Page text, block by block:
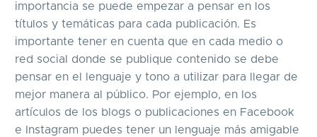
importancia se puede empezar a pensar en los
títulos y temáticas para cada publicación. Es
importante tener en cuenta que en cada medio o
red social donde se publique contenido se debe
pensar en el lenguaje y tono a utilizar para llegar de
mejor manera al público. Por ejemplo, en los
artículos de los blogs o publicaciones en Facebook
e Instagram puedes tener un lenguaje más amigable